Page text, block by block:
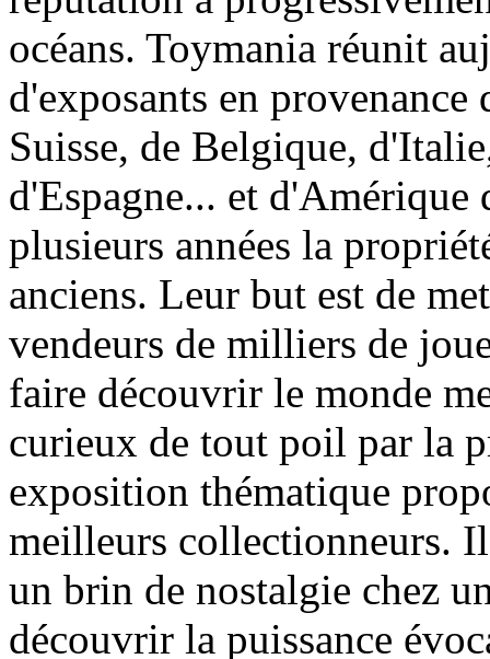
océans. Toymania réunit
d'exposants en
Suisse, de Belgique,
d'Espagne... et
plusieurs années la
anciens. Leur but est de
vendeurs de milliers de
faire découvrir le monde
curieux de tout poil par la
exposition thématique
meilleurs collectionneurs.
un brin de nostalgie chez
découvrir la puissance